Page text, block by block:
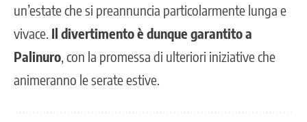
un’estate che si preannuncia particolarmente lunga e
vivace. Il divertimento è dunque garantito a
Palinuro , con la promessa di ulteriori iniziative che
animeranno le serate estive.